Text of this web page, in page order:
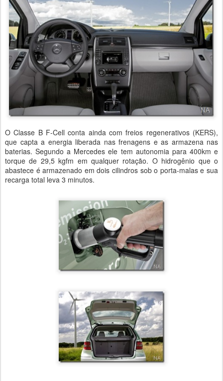
O Classe B F-Cell conta ainda com freios regenerativos (KERS),
que capta a energia liberada nas frenagens e as armazena nas
baterias. Segundo a Mercedes ele tem autonomia para 400km e
torque de 29,5 kgfm em qualquer rotação. O hidrogênio que o
abastece é armazenado em dois cilindros sob o porta-malas e sua
recarga total leva 3 minutos.